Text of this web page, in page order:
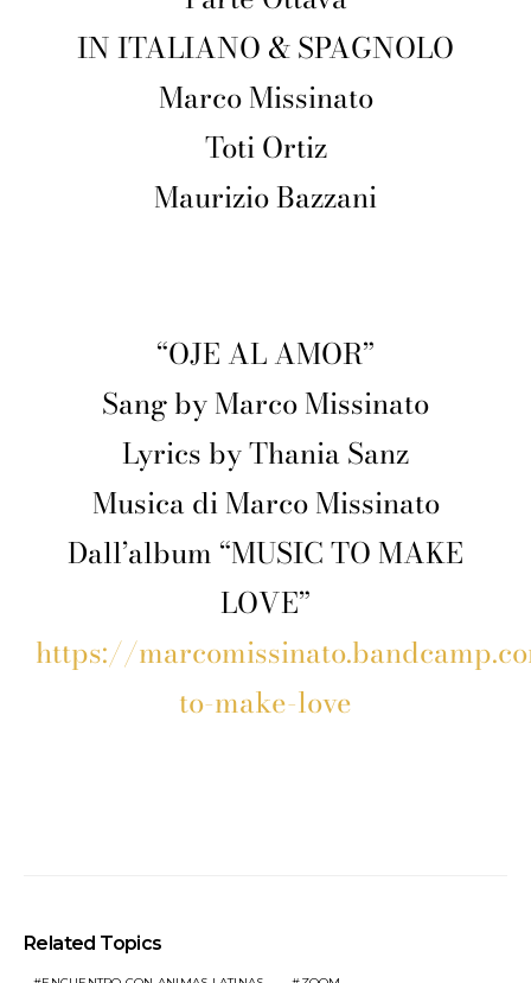
IN ITALIANO & SPAGNOLO
Marco Missinato
Toti Ortiz
Maurizio Bazzani
“OJE AL AMOR”
Sang by Marco Missinato
Lyrics by Thania Sanz
Musica di Marco Missinato
Dall’album “MUSIC TO MAKE
LOVE”
https://
to-make-love
Related Topics